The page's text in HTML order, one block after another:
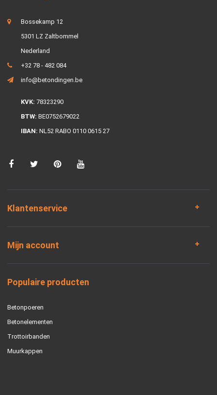
Bossekamp 12
5301 LZ Zaltbommel
Nederland
+32 78 - 482 084
info@betondingen.be
KVK: 78323290
BTW: BE0752679022
IBAN: NL52 RABO 0110 0615 27
Klantenservice
Mijn account
Populaire producten
Betonpoeren
Betonelementen
Trottoirbanden
Muurkappen